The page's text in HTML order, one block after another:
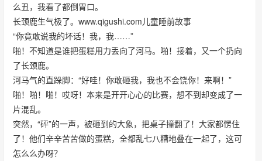
么丑，我看了都倒胃口。
长颈鹿生气极了。www.qigushi.com儿童睡前故事
“你竟敢说我的坏话！我，我……”
啪！不知道是谁把蛋糕用力丢向了河马。啪！接着，又一个扔向
了长颈鹿。
河马气的直跺脚：“好哇！你敢砸我，我也不会饶你！来啊！”
啪！啪！啪！哎呀！本来是开开心心的比赛，想不到却变成了一
片混乱。
突然，“砰”的一声，被砸到的大象，把桌子撞翻了！大家都愣住
了！他们辛辛苦苦做的蛋糕，全都乱七八糟地叠在一起了，这可
怎么么办呀？